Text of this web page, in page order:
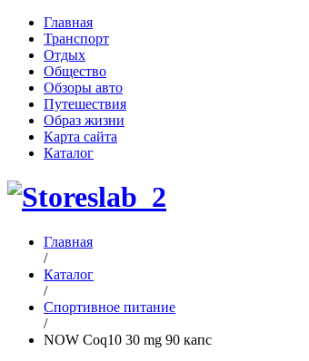
Главная
Транспорт
Отдых
Общество
Обзоры авто
Путешествия
Образ жизни
Карта сайта
Каталог
Главная
/
Каталог
/
Спортивное питание
/
NOW Coq10 30 mg 90 капс